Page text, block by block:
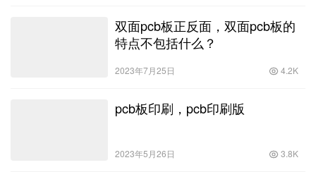
双面pcb板正反面，双面pcb板的
特点不包括什么？
2023年7月25日 4.2K
pcb板印刷，pcb印刷版
2023年5月26日 3.8K